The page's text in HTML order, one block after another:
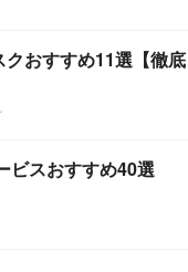
おすすめ11選【徹底
ビスおすすめ40選